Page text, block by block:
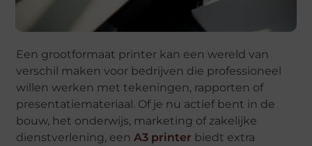
Een grootformaat printer kan een wereld van
verschil maken voor bedrijven die professioneel
willen werken met tekeningen, rapporten of
presentatiemateriaal. Of je nu actief bent in de
bouw, het onderwijs, marketing of zakelijke
dienstverlening, een A3 printer biedt extra